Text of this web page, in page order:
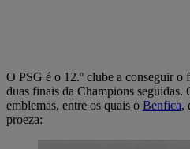
O PSG é o 12.º clube a conseguir o
duas finais da Champions seguidas.
emblemas, entre os quais o Benfica,
proeza: